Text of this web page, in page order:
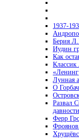
1937-
Берия
Иудин
Как
Лунная
О
Развал
давности
Ферр